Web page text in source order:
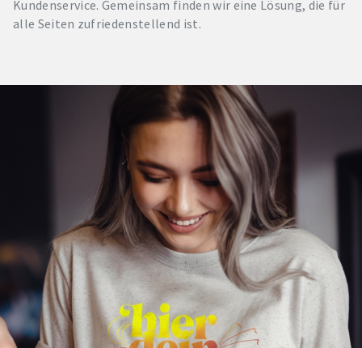
Kundenservice. Gemeinsam finden wir eine Lösung, die für
alle Seiten zufriedenstellend ist.